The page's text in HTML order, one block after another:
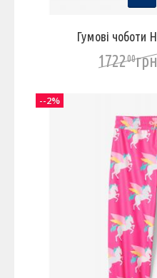
Гумові чоботи
172200грн
--2%